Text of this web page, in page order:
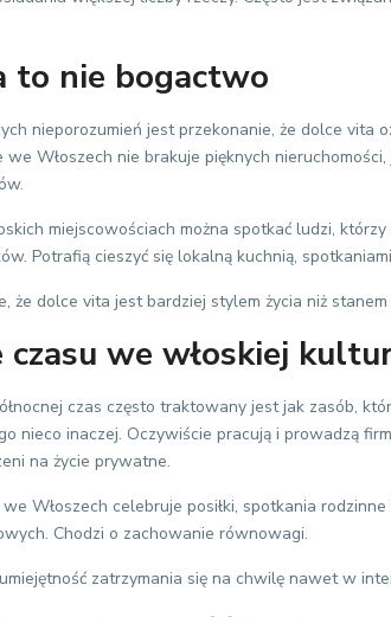
to nie bogactwo
nieporozumień jest przekonanie, że dolce vita
we Włoszech nie brakuje pięknych
miejscowościach można spotkać ludzi,
Potrafią cieszyć się lokalną kuchnią,
że dolce vita jest bardziej stylem życia niż
czasu we włoskiej
czas często traktowany jest jak zasób,
nieco inaczej. Oczywiście pracują i prowadzą
na życie prywatne.
Włoszech celebruje posiłki, spotkania
Chodzi o zachowanie równowagi.
zatrzymania się na chwilę nawet w